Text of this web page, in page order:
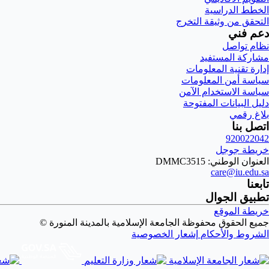
الخطط الدراسية
التحقق من وثيقة التخرج
دعم فني
نظام تواصل
مشاركة المستفيد
إدارة تقنية المعلومات
سياسة أمن المعلومات
سياسة الاستخدام الآمن
دليل البيانات المفتوحة
بلاغ رقمي
اتصل بنا
920022042
خريطة جوجل
العنوان الوطني: DMMC3515
care@iu.edu.sa
تابعنا
تطبيق الجوال
خريطة الموقع
جميع الحقوق محفوظة الجامعة الإسلامية بالمدينة المنورة ©
الشروط والأحكام إشعار الخصوصية